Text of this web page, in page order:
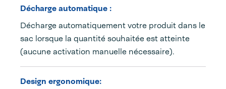
Décharge automatique :
Décharge automatiquement votre produit dans le
sac lorsque la quantité souhaitée est atteinte
(aucune activation manuelle nécessaire).
Design ergonomique: